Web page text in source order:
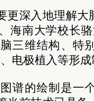
更深入地理解
海南大学校长
三维结构、特
电极植入等形
谱的绘制是一